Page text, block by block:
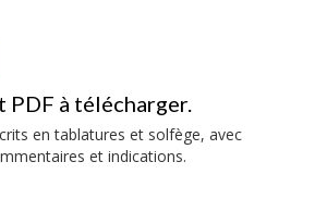
PDF à télécharger.
en tablatures et solfège, avec
et indications.